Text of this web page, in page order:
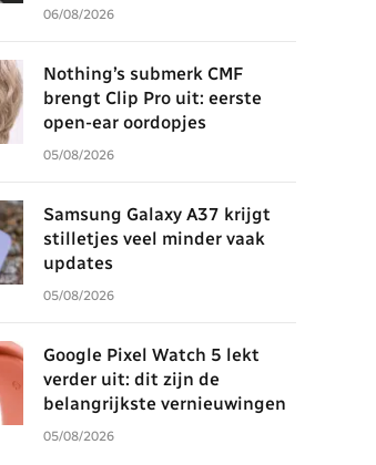
06/08/2026
Nothing’s submerk CMF
brengt Clip Pro uit: eerste
open-ear oordopjes
05/08/2026
Samsung Galaxy A37 krijgt
stilletjes veel minder vaak
updates
05/08/2026
Google Pixel Watch 5 lekt
verder uit: dit zijn de
belangrijkste vernieuwingen
05/08/2026